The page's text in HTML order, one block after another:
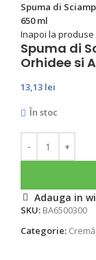
Spuma di
650 ml
Inapoi la produse
Spuma di
Orhidee si
13,13 lei
În stoc
Adauga in
SKU: BA6500300
Categorie: